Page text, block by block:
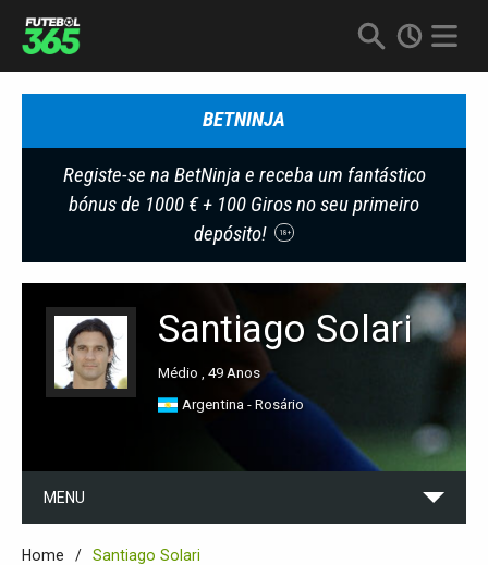
BETNINJA
Registe-se na BetNinja e receba um fantástico
bónus de 1000 € + 100 Giros no seu primeiro
depósito!
18+
Santiago Solari
Médio , 49 Anos
Argentina - Rosário
MENU
Home Santiago Solari